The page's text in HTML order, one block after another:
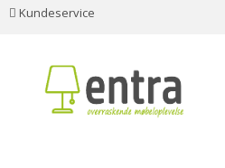
Kundeservice